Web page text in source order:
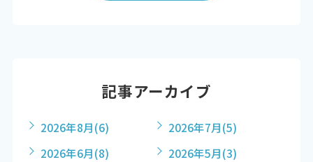
記事アーカイブ
2026年8月(6) 2026年7月(5)
2026年6月(8) 2026年5月(3)